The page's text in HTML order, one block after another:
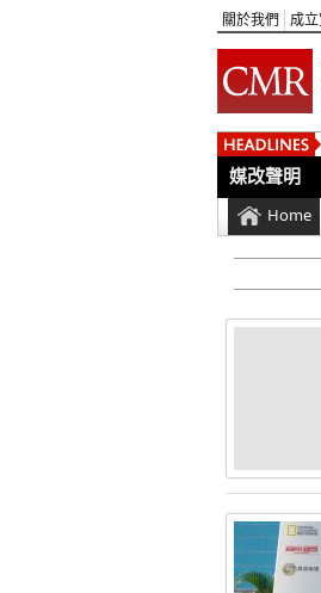
關於我們 成
媒改聲明
Home